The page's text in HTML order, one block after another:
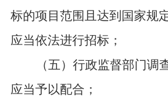
标的项目范围且达到国家规
应当依法进行招标；
（五）行政监督部门调
应当予以配合；